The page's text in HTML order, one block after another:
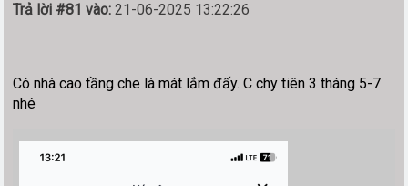
Trả lời #81 vào: 21-06-2025 13:22:26
Có nhà cao tầng che là mát lắm đấy. C chy tiên 3 tháng 5-7
nhé